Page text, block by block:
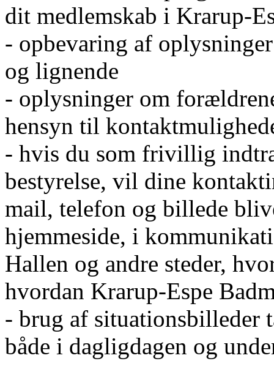
dit medlemskab i Krarup-
- opbevaring af
og lignende
- oplysninger om
hensyn til
- hvis du som frivillig
bestyrelse, vil dine
mail, telefon og billede
hjemmeside, i
Hallen og andre steder,
hvordan Krarup-Espe
- brug af situationsbilleder
både i dagligdagen og